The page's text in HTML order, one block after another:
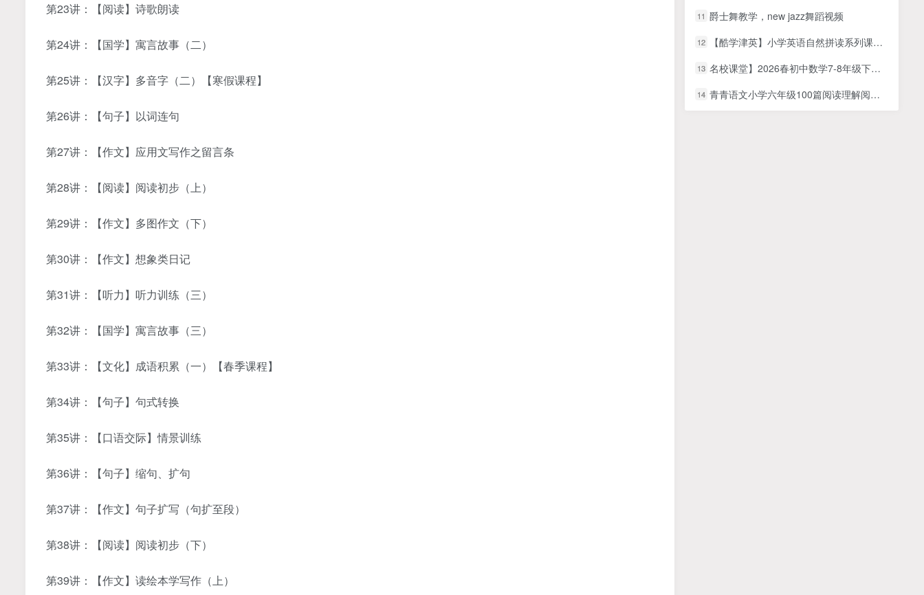
第23讲：【阅读】诗歌朗读
第24讲：【国学】寓言故事（二）
第25讲：【汉字】多音字（二）【寒假课程】
第26讲：【句子】以词连句
第27讲：【作文】应用文写作之留言条
第28讲：【阅读】阅读初步（上）
第29讲：【作文】多图作文（下）
第30讲：【作文】想象类日记
第31讲：【听力】听力训练（三）
第32讲：【国学】寓言故事（三）
第33讲：【文化】成语积累（一）【春季课程】
第34讲：【句子】句式转换
第35讲：【口语交际】情景训练
第36讲：【句子】缩句、扩句
第37讲：【作文】句子扩写（句扩至段）
第38讲：【阅读】阅读初步（下）
第39讲：【作文】读绘本学写作（上）
11 爵士舞教学，new jazz舞蹈视频
12 【酷学津英】小学英语自然拼读系列课程四级 网课视频
13 名校课堂】2026春初中数学7-8年级下册 | 北京专版人教版
14 青青语文小学六年级100篇阅读理解阅读打卡(视频+PDF文档）